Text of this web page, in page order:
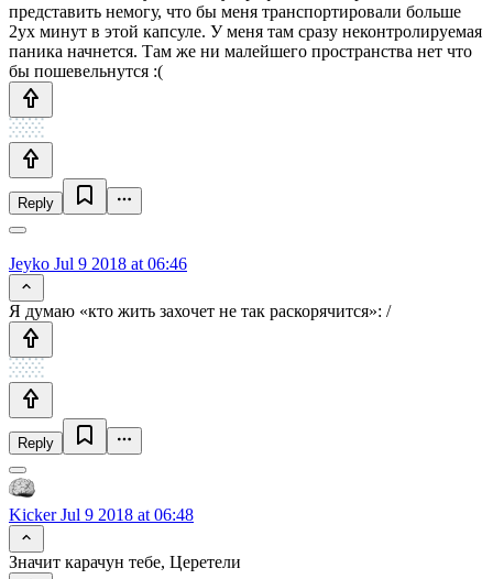
представить немогу, что бы меня транспортировали больше
2ух минут в этой капсуле. У меня там сразу неконтролируемая
паника начнется. Там же ни малейшего пространства нет что
бы пошевельнутся :(
Reply
Jeyko Jul 9 2018 at 06:46
Я думаю «кто жить захочет не так раскорячится»: /
Reply
KickerJul 9 2018 at 06:48
Значит карачун тебе, Церетели